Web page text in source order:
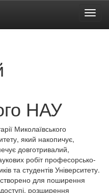
НАУ
Миколаївського
який накопичує,
довготривалий,
робіт професорсько-
та студентів Університету.
для поширення
розширення